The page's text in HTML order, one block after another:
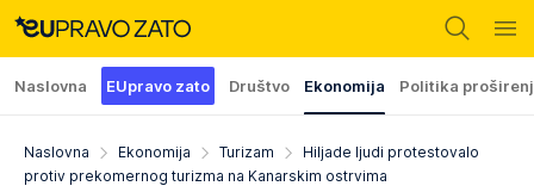
Naslovna EUpravo zato Društvo Ekonomija Politika
Naslovna Ekonomija Turizam
Hiljade ljudi protestovalo
protiv prekomernog turizma na Kanarskim ostrvima